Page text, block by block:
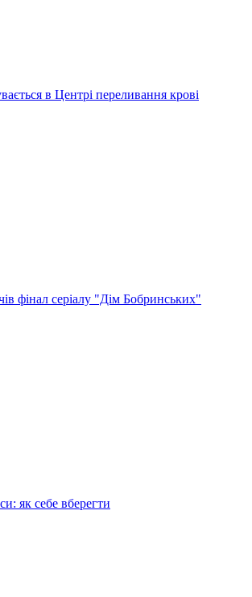
в Центрі переливання крові
фінал серіалу "Дім Бобринських"
як себе вберегти